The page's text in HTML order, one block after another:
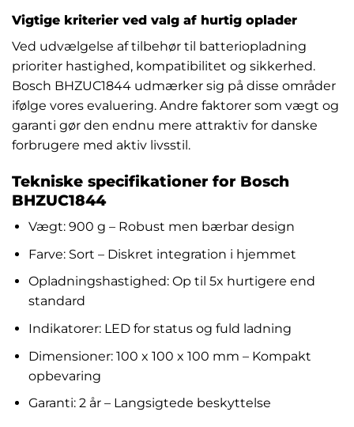
Vigtige kriterier ved valg af hurtig oplader
Ved udvælgelse af tilbehør til batteriopladning
prioriter hastighed, kompatibilitet og sikkerhed.
Bosch BHZUC1844 udmærker sig på disse områder
ifølge vores evaluering. Andre faktorer som vægt og
garanti gør den endnu mere attraktiv for danske
forbrugere med aktiv livsstil.
Tekniske specifikationer for Bosch
BHZUC1844
Vægt: 900 g – Robust men bærbar design
Farve: Sort – Diskret integration i hjemmet
Opladningshastighed: Op til 5x hurtigere end
standard
Indikatorer: LED for status og fuld ladning
Dimensioner: 100 x 100 x 100 mm – Kompakt
opbevaring
Garanti: 2 år – Langsigtede beskyttelse